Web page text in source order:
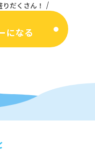
だくさん！
になる